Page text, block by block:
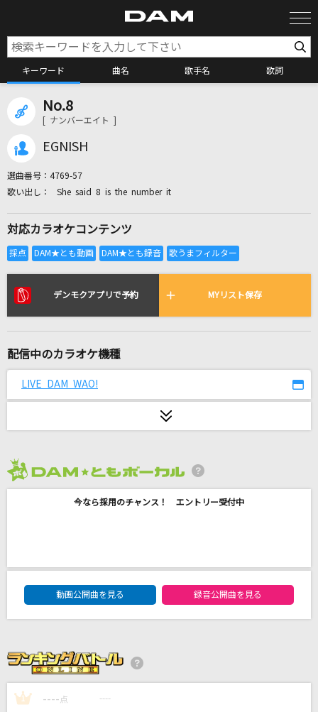
キーワード 曲名 歌手名 歌詞
全国りれき
リアルタイムで歌われている曲の一覧
[生音]Sign
怪獣の花唄
ポルノグラフィティ
Catherine
水樹奈々
革命道中
No.8
[ ナンバーエイト ]
EGNISH
選曲番号： 4769-57
She said 8 is the number it
対応カラオケコンテンツ
デンモクアプリで予約 MYリスト保存
配信中のカラオケ機種
LIVE DAM WAO!
今なら採用のチャンス！ エントリー受付中
DAM★ともボーカルエントリーランキング
動画公開曲を見る
録音公開曲を見る
1 ---- 点 ----